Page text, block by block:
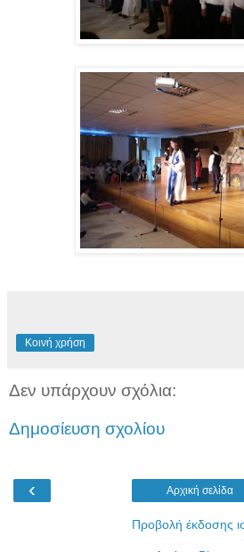
Κοινή χρήση
Δεν υπάρχουν σχόλια:
Δημοσίευση σχολίου
‹ Αρχική σελίδα
Προβολή έκδοσης